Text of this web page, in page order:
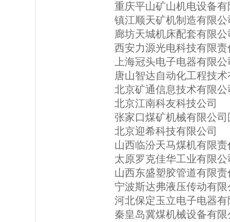
重庆平山矿山机电设备有
镇江顺天矿机制造有限公
廊坊天城机床配套有限公
西安力源光电科技有限责
上海冠头电子电器有限公
唐山智达自动化工程技
北京矿通信息技术有限公
北京江南科友科技公司
张家口煤矿机械有限公
北京迎希科技有限公司
山西临汾天马煤机有限
太原罗克佳华工业有限公
山西东盛塑胶管道有限
宁波斯达弗液压传动有限
河北保定玉立电子电器有
秦皇岛冀煤机械设备有限